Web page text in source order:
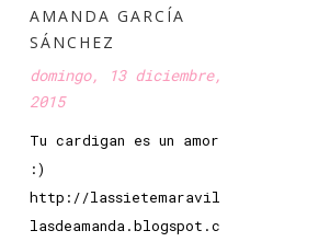
AMANDA GARCÍA
SÁNCHEZ
domingo, 13 diciembre,
2015
Tu cardigan es un amor
:)
http://lassietemaravil
lasdeamanda.blogspot.c